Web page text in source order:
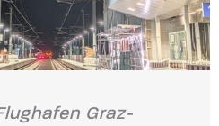
Graz-